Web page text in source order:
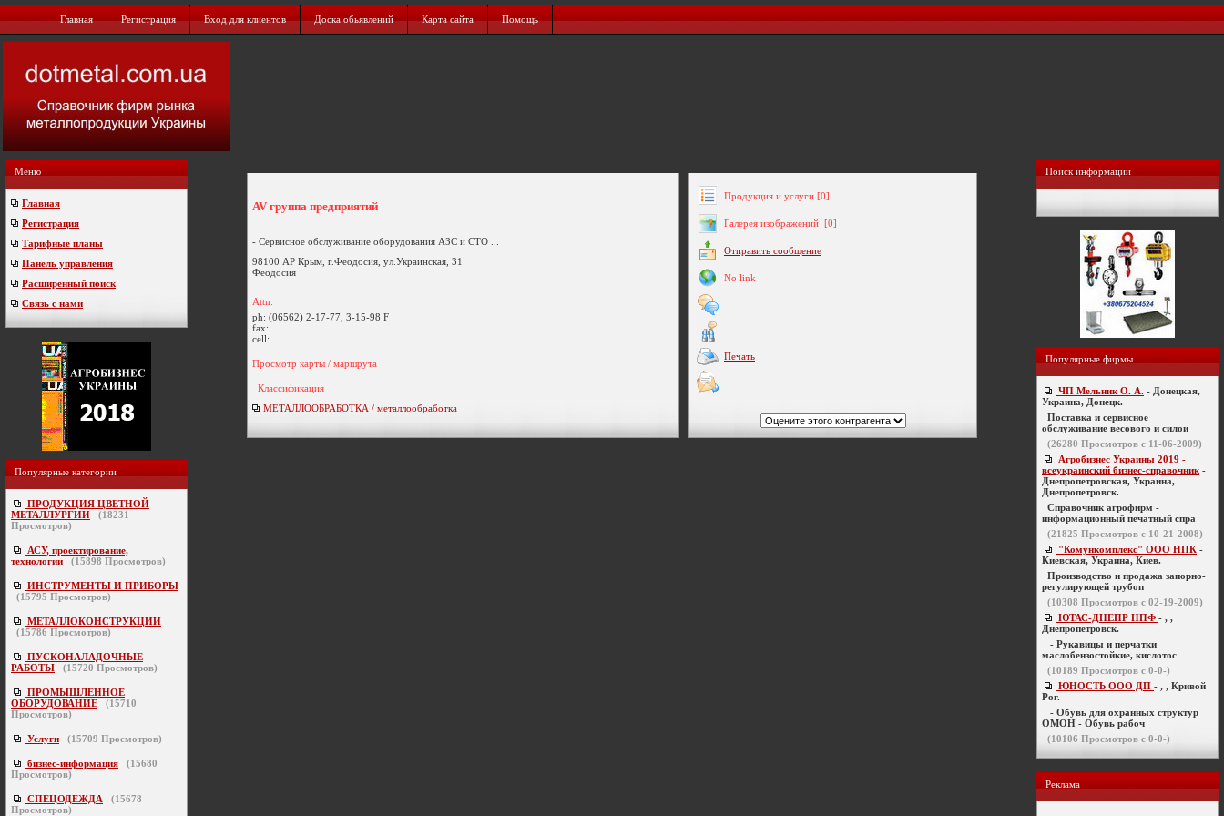
Главная Регистрация Вход для клиентов Доска обьявлений Карта сайта Помощь
Меню
Главная
Регистрация
Тарифные планы
Панель управления
Расширенный поиск
Связь с нами
Популярные категории
ПРОДУКЦИЯ ЦВЕТНОЙ
МЕТАЛЛУРГИИ
(18231
Просмотров)
АСУ, проектирование,
технологии
(15898 Просмотров)
ИНСТРУМЕНТЫ И ПРИБОРЫ
(15795 Просмотров)
МЕТАЛЛОКОНСТРУКЦИИ
(15786 Просмотров)
ПУСКОНАЛАДОЧНЫЕ
РАБОТЫ
(15720 Просмотров)
ПРОМЫШЛЕННОЕ
ОБОРУДОВАНИЕ
(15710
Просмотров)
Услуги (15709 Просмотров)
бизнес-информация (15680
Просмотров)
СПЕЦОДЕЖДА (15678
Просмотров)
AV группа предприятий
- Сервисное обслуживание оборудования АЗС и СТО ...
98100 АР Крым, г.Феодосия, ул.Украинская, 31
Феодосия
Attn:
ph: (06562) 2-17-77, 3-15-98 F
fax:
cell:
Просмотр карты / маршрута
Классификация
МЕТАЛЛООБРАБОТКА / металлообработка
Продукция и услуги [0]
Галерея изображений [0]
Отправить сообщение
No link
Печать
Поиск информации
Популярные фирмы
ЧП Мельник О. А. - Донецкая,
Украина, Донецк.
Поставка и сервисное
обслуживание весового и силои
(26280 Просмотров с 11-06-2009)
Агробизнес Украины 2019 -
всеукраинский бизнес-справочник -
Днепропетровская, Украина,
Днепропетровск.
Справочник агрофирм -
информационный печатный спра
(21825 Просмотров с 10-21-2008)
"Комункомплекс" ООО НПК -
Киевская, Украина, Киев.
Производство и продажа запорно-
регулирующей трубоп
(10308 Просмотров с 02-19-2009)
ЮТАС-ДНЕПР НПФ - , ,
Днепропетровск.
- Рукавицы и перчатки
маслобензостойкие, кислотос
(10189 Просмотров с 0-0-)
ЮНОСТЬ ООО ДП - , , Кривой
Рог.
- Обувь для охранных структур
ОМОН - Обувь рабоч
(10106 Просмотров с 0-0-)
Реклама